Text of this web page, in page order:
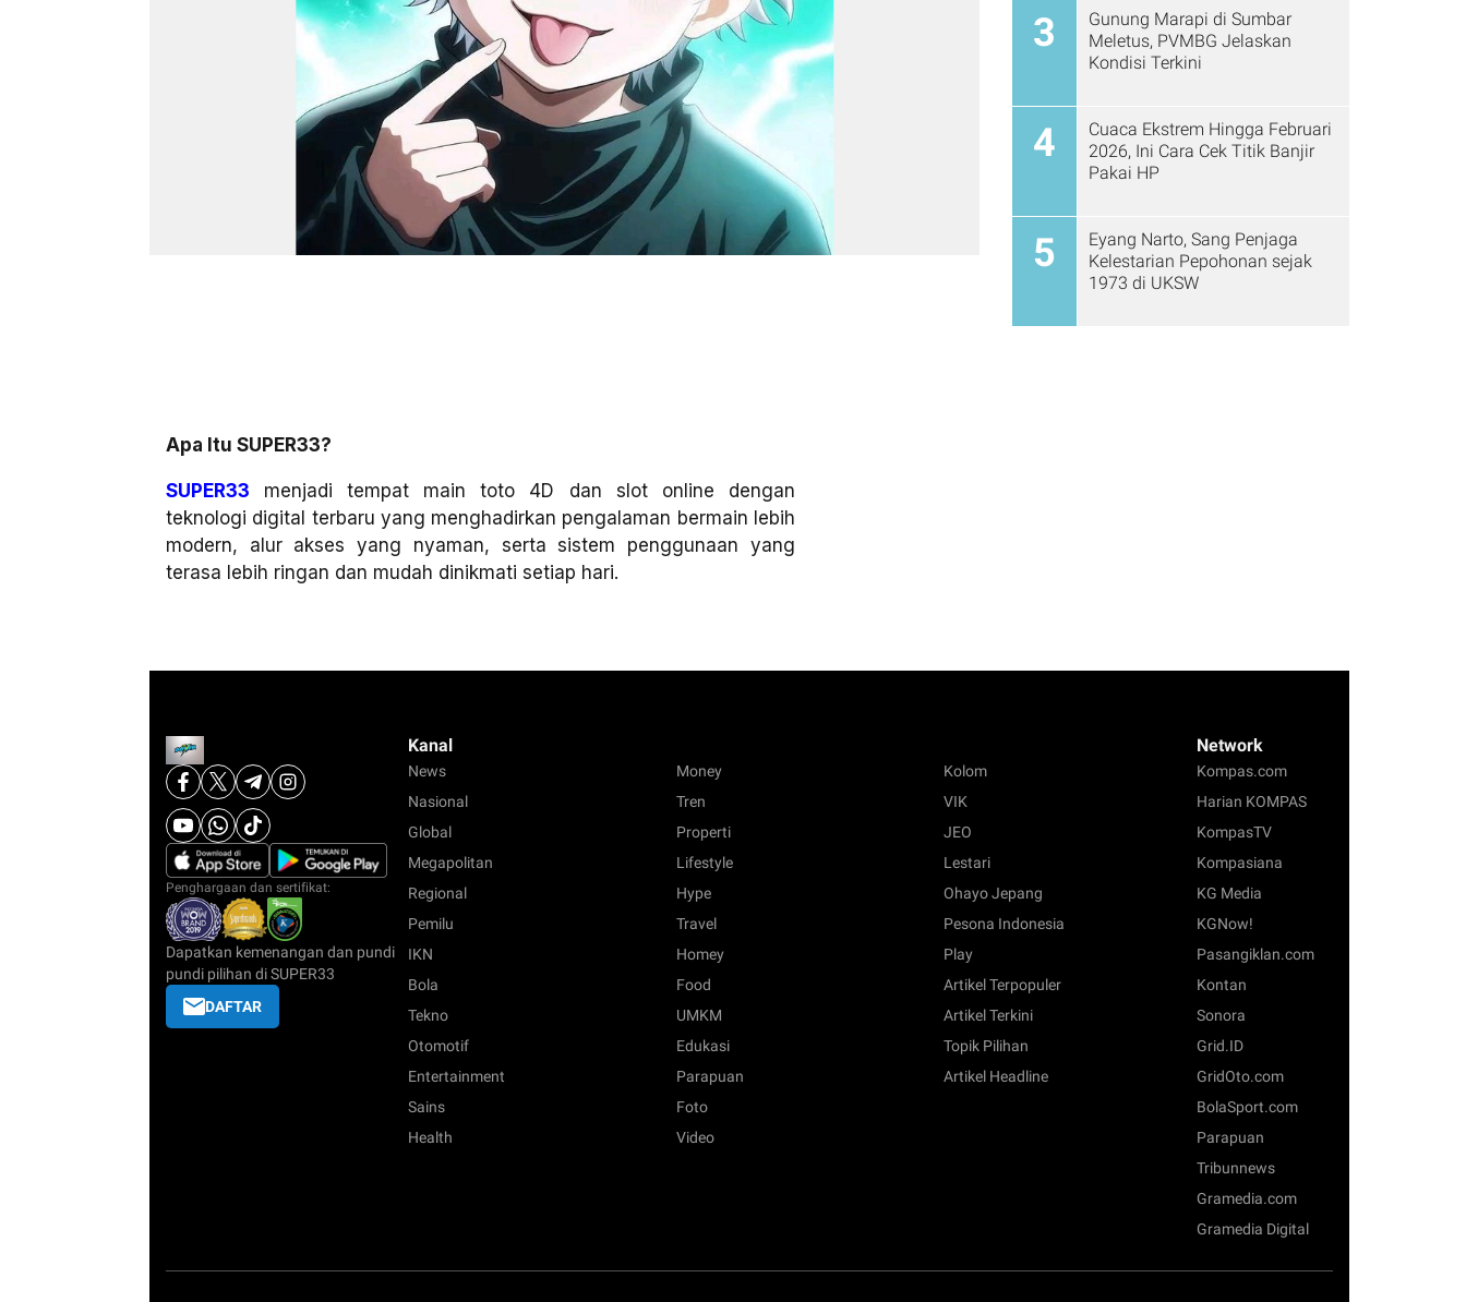
Apa Itu SUPER33?
SUPER33 menjadi tempat main toto 4D dan slot online dengan
teknologi digital terbaru yang menghadirkan pengalaman bermain lebih
modern, alur akses yang nyaman, serta sistem penggunaan yang
terasa lebih ringan dan mudah dinikmati setiap hari.
3
Gunung Marapi di Sumbar
Meletus, PVMBG Jelaskan
Kondisi Terkini
4
Cuaca Ekstrem Hingga Februari
2026, Ini Cara Cek Titik Banjir
Pakai HP
5
Eyang Narto, Sang Penjaga
Kelestarian Pepohonan sejak
1973 di UKSW
Penghargaan dan sertifikat:
Dapatkan kemenangan dan pundi
pundi pilihan di SUPER33
DAFTAR
Kanal
News
Nasional
Global
Megapolitan
Regional
Pemilu
IKN
Bola
Tekno
Otomotif
Entertainment
Sains
Health
Money
Tren
Properti
Lifestyle
Hype
Travel
Homey
Food
UMKM
Edukasi
Parapuan
Foto
Video
Kolom
VIK
JEO
Lestari
Ohayo Jepang
Pesona Indonesia
Play
Artikel Terpopuler
Artikel Terkini
Topik Pilihan
Artikel Headline
Network
Kompas.com
Harian KOMPAS
KompasTV
Kompasiana
KG Media
KGNow!
Pasangiklan.com
Kontan
Sonora
Grid.ID
GridOto.com
BolaSport.com
Parapuan
Tribunnews
Gramedia.com
Gramedia Digital